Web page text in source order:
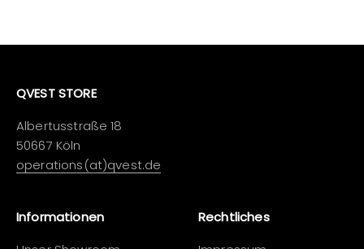
QVEST STORE
Albertusstraße 18
50667 Köln
operations(at)qvest.de
Informationen
Rechtliches